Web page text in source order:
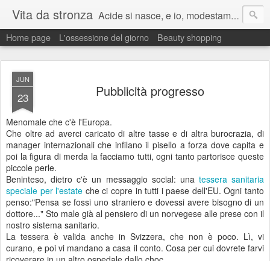
Vita da stronza Acide si nasce, e io, modestamente, lo nacqui.
Ma anche un paio di calci nel culo presi nella vita aiutano sempre a migliorare.
Home page L'ossessione del giorno Beauty shopping
JUN
23 Pubblicità progresso
Menomale che c'è l'Europa.
Che oltre ad averci caricato di altre tasse e di altra burocrazia, di
manager internazionali che infilano il pisello a forza dove capita e
poi la figura di merda la facciamo tutti, ogni tanto partorisce queste
piccole perle.
Beninteso, dietro c'è un messaggio social: una tessera sanitaria
speciale per l'estate che ci copre in tutti i paese dell'EU. Ogni tanto
penso:"Pensa se fossi uno straniero e dovessi avere bisogno di un
dottore..." Sto male già al pensiero di un norvegese alle prese con il
nostro sistema sanitario.
La tessera è valida anche in Svizzera, che non è poco. Lì, vi
curano, e poi vi mandano a casa il conto. Cosa per cui dovrete farvi